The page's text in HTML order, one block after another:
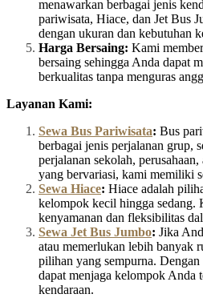
menawarkan berbagai jenis
pariwisata, Hiace, dan Jet Bus
dengan ukuran dan kebutuhan
Harga Bersaing: Kami
bersaing sehingga Anda dapat
berkualitas tanpa menguras
Layanan Kami:
Sewa Bus Pariwisata: Bus
berbagai jenis perjalanan grup,
perjalanan sekolah,
yang bervariasi, kami memiliki
Sewa Hiace: Hiace adalah
kelompok kecil hingga sedang.
kenyamanan dan fleksibilitas
Sewa Jet Bus Jumbo: Jika
atau memerlukan lebih banyak
pilihan yang sempurna. Dengan
dapat menjaga kelompok Anda
kendaraan.